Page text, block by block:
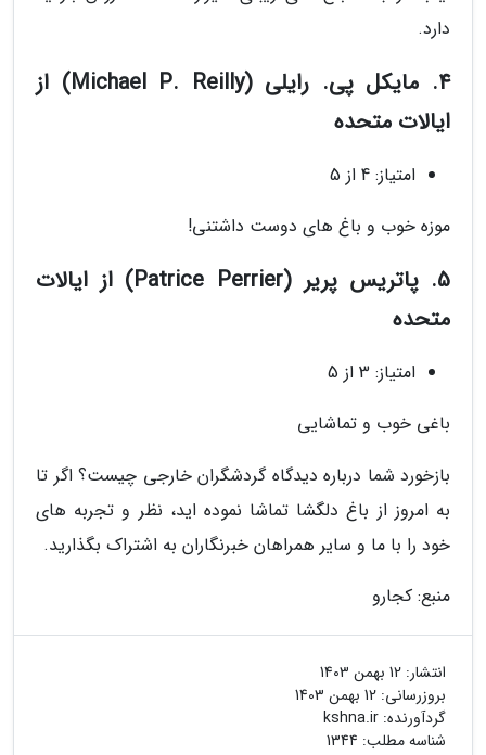
دارد.
4. مایکل پی. رایلی (Michael P. Reilly) از
ایالات متحده
امتیاز: 4 از 5
موزه خوب و باغ های دوست داشتنی!
5. پاتریس پریر (Patrice Perrier) از ایالات
متحده
امتیاز: 3 از 5
باغی خوب و تماشایی
بازخورد شما درباره دیدگاه گردشگران خارجی چیست؟ اگر تا
به امروز از باغ دلگشا تماشا نموده اید، نظر و تجربه های
خود را با ما و سایر همراهان خبرنگاران به اشتراک بگذارید.
منبع: کجارو
انتشار: 12 بهمن 1403
بروزرسانی: 12 بهمن 1403
گردآورنده: kshna.ir
شناسه مطلب: 1344